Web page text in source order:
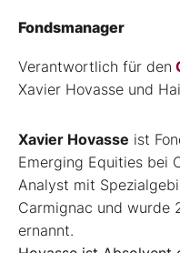
Fondsmanager
Verantwortlich für den
Xavier Hovasse und
Xavier Hovasse ist
Emerging Equities bei
Analyst mit
Carmignac und wurde
ernannt.